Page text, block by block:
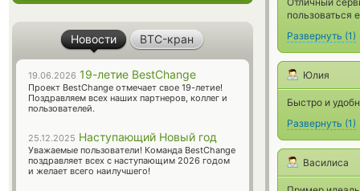
пользоваться
Развернуть (1)
Юлия
Быстро и
Развернуть (1)
Василиса
Новости BTC-кран
19.06.2026 19-летие BestChange
Проект BestChange отмечает свое 19-летие!
Поздравляем всех наших партнеров, коллег и
пользователей.
25.12.2025 Наступающий Новый год
Уважаемые пользователи! Команда BestChange
поздравляет всех с наступающим 2026 годом
и желает всего наилучшего!